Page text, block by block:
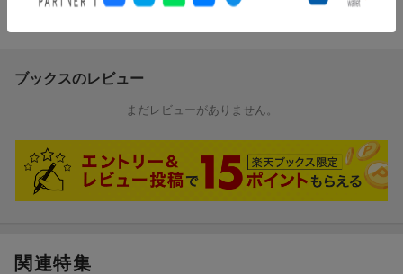
ブックスのレビュー
まだレビューがありません。
関連特集